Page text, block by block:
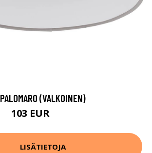
PALOMARO (VALKOINEN)
103 EUR
LISÄTIETOJA